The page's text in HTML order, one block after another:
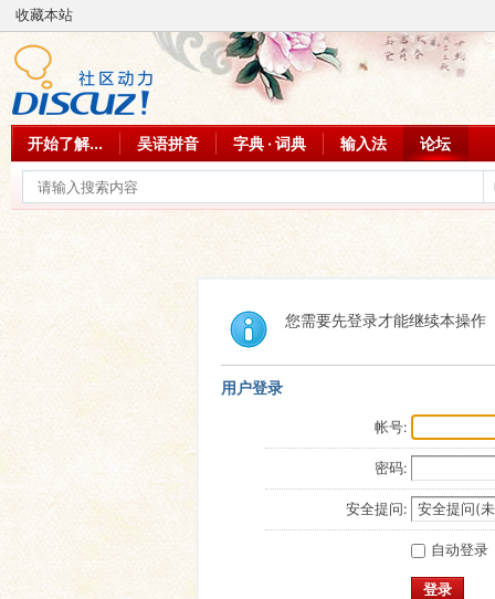
收藏本站
开始了解... 吴语拼音 字典 · 词典 输入法 论坛
您需要先登录才能继续本操作
用户登录
帐号:
密码:
安全提问:
自动登录
登录